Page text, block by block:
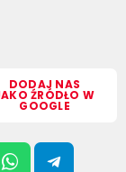
DODAJ NAS
ŹRÓDŁO W
GOOGLE